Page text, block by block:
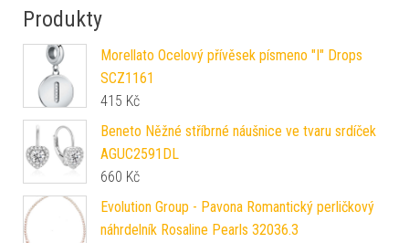
Produkty
Morellato Ocelový přívěsek písmeno "I" Drops
SCZ1161
415 Kč
Beneto Něžné stříbrné náušnice ve tvaru srdíček
AGUC2591DL
660 Kč
Evolution Group - Pavona Romantický perličkový
náhrdelník Rosaline Pearls 32036.3